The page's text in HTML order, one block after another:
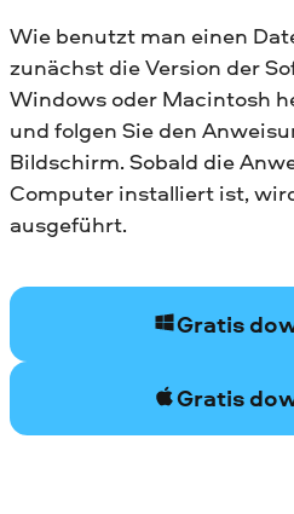
Wie benutzt man einen
zunächst die Version der
Windows oder Macintosh
und folgen Sie den
Bildschirm. Sobald die
Computer installiert ist,
ausgeführt.
Gratis
Gratis